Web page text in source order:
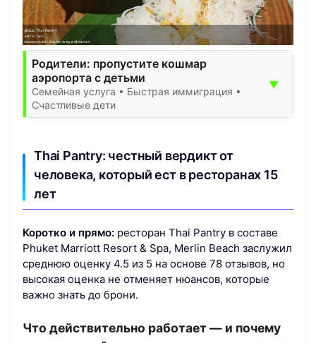
Родители: пропустите кошмар
аэропорта с детьми
Семейная услуга • Быстрая иммиграция •
Счастливые дети
▼
Thai Pantry: честный вердикт от
человека, который ест в ресторанах 15
лет
Коротко и прямо: ресторан Thai Pantry в составе
Phuket Marriott Resort & Spa, Merlin Beach заслужил
среднюю оценку 4.5 из 5 на основе 78 отзывов, но
высокая оценка не отменяет нюансов, которые
важно знать до брони.
Что действительно работает — и почему